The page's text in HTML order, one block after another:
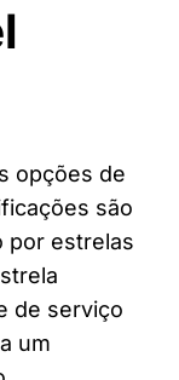
opções de
são
por estrelas
de serviço
um